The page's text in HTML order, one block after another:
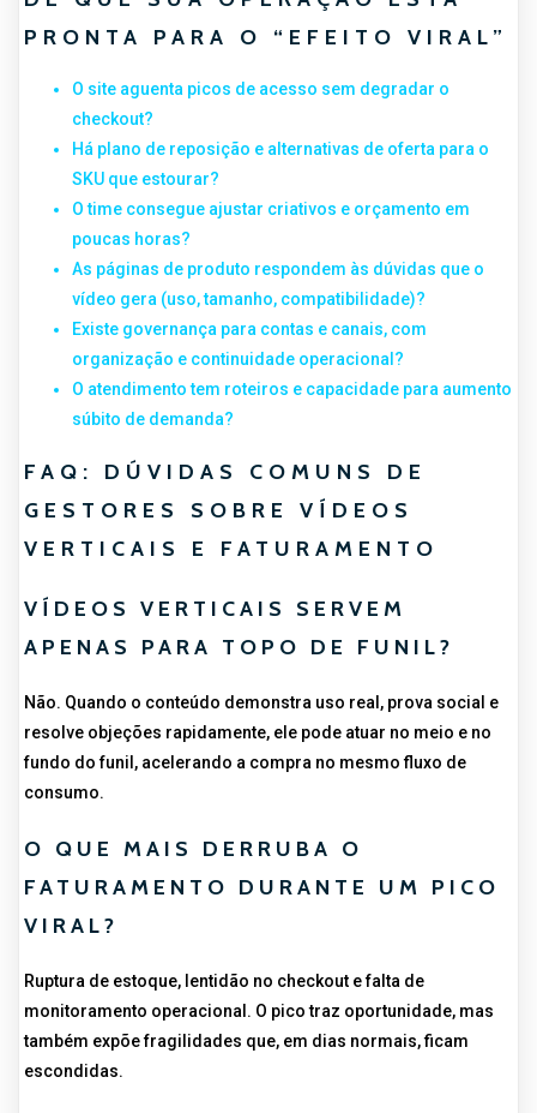
PRONTA PARA O “EFEITO VIRAL”
O site aguenta picos de acesso sem degradar o
checkout?
Há plano de reposição e alternativas de oferta para o
SKU que estourar?
O time consegue ajustar criativos e orçamento em
poucas horas?
As páginas de produto respondem às dúvidas que o
vídeo gera (uso, tamanho, compatibilidade)?
Existe governança para contas e canais, com
organização e continuidade operacional?
O atendimento tem roteiros e capacidade para aumento
súbito de demanda?
FAQ: DÚVIDAS COMUNS DE
GESTORES SOBRE VÍDEOS
VERTICAIS E FATURAMENTO
VÍDEOS VERTICAIS SERVEM
APENAS PARA TOPO DE FUNIL?
Não. Quando o conteúdo demonstra uso real, prova social e
resolve objeções rapidamente, ele pode atuar no meio e no
fundo do funil, acelerando a compra no mesmo fluxo de
consumo.
O QUE MAIS DERRUBA O
FATURAMENTO DURANTE UM PICO
VIRAL?
Ruptura de estoque, lentidão no checkout e falta de
monitoramento operacional. O pico traz oportunidade, mas
também expõe fragilidades que, em dias normais, ficam
escondidas.